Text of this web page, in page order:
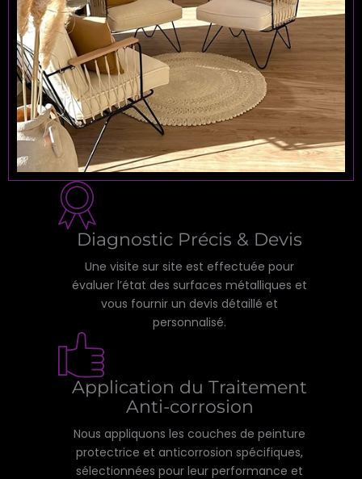
Diagnostic Précis & Devis
Une visite sur site est effectuée pour
évaluer l’état des surfaces métalliques et
vous fournir un devis détaillé et
personnalisé.
Application du Traitement
Anti-corrosion
Nous appliquons les couches de peinture
protectrice et anticorrosion spécifiques,
sélectionnées pour leur performance et